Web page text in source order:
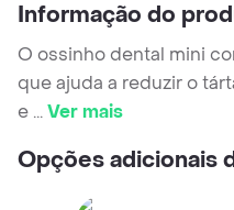
Informação do
O ossinho dental mini
que ajuda a reduzir o
e ...Ver mais
Opções adicionais